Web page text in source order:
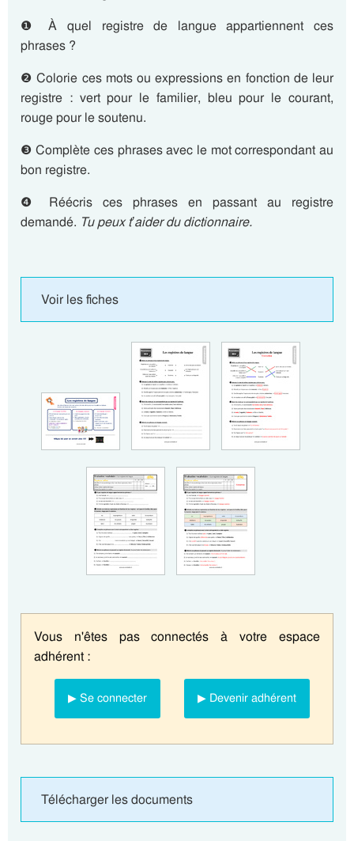
❶ À quel registre de langue appartiennent ces
phrases ?
❷ Colorie ces mots ou expressions en fonction de leur
registre : vert pour le familier, bleu pour le courant,
rouge pour le soutenu.
❸ Complète ces phrases avec le mot correspondant au
bon registre.
❹ Réécris ces phrases en passant au registre
demandé. Tu peux t’aider du dictionnaire.
Voir les fiches
Vous n'êtes pas connectés à votre espace
adhérent :
▶ Se connecter ▶ Devenir adhérent
Télécharger les documents